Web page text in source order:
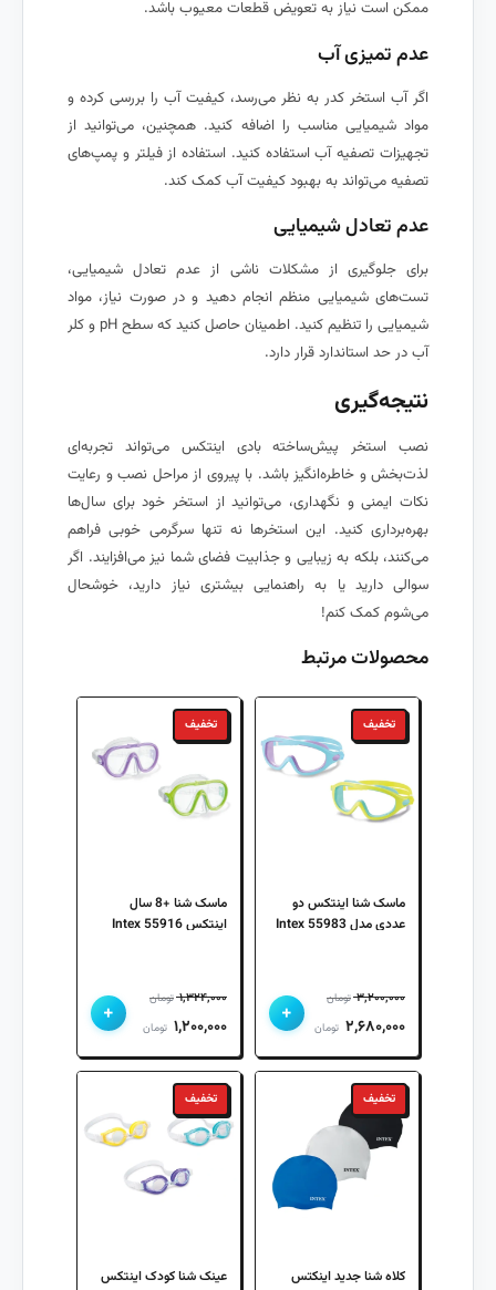
ممکن است نیاز به تعویض قطعات معیوب باشد.
عدم تمیزی آب
اگر آب استخر کدر به نظر می‌رسد، کیفیت آب را بررسی کرده و
مواد شیمیایی مناسب را اضافه کنید. همچنین، می‌توانید از
تجهیزات تصفیه آب استفاده کنید. استفاده از فیلتر و پمپ‌های
تصفیه می‌تواند به بهبود کیفیت آب کمک کند.
عدم تعادل شیمیایی
برای جلوگیری از مشکلات ناشی از عدم تعادل شیمیایی،
تست‌های شیمیایی منظم انجام دهید و در صورت نیاز، مواد
شیمیایی را تنظیم کنید. اطمینان حاصل کنید که سطح pH و کلر
آب در حد استاندارد قرار دارد.
نتیجه‌گیری
نصب استخر پیش‌ساخته بادی اینتکس می‌تواند تجربه‌ای
لذت‌بخش و خاطره‌انگیز باشد. با پیروی از مراحل نصب و رعایت
نکات ایمنی و نگهداری، می‌توانید از استخر خود برای سال‌ها
بهره‌برداری کنید. این استخرها نه تنها سرگرمی خوبی فراهم
می‌کنند، بلکه به زیبایی و جذابیت فضای شما نیز می‌افزایند. اگر
سوالی دارید یا به راهنمایی بیشتری نیاز دارید، خوشحال
می‌شوم کمک کنم!
محصولات مرتبط
تخفیف
ماسک شنا اینتکس دو
عددی مدل 55983 Intex
۳,۲۰۰,۰۰۰ تومان
قیمت
اصلی
بود.
۲,۶۸۰,۰۰۰ تومانقیمت
فعلی
۲,۶۸۰,۰۰۰ تومان
+
تخفیف
ماسک شنا +8 سال
اینتکس 55916 Intex
۱,۳۲۴,۰۰۰ تومان
قیمت
اصلی
بود.
۱,۲۰۰,۰۰۰ تومانقیمت
فعلی
است.
+
تخفیف
کلاه شنا جدید اینکتس
تخفیف
عینک شنا کودک اینتکس